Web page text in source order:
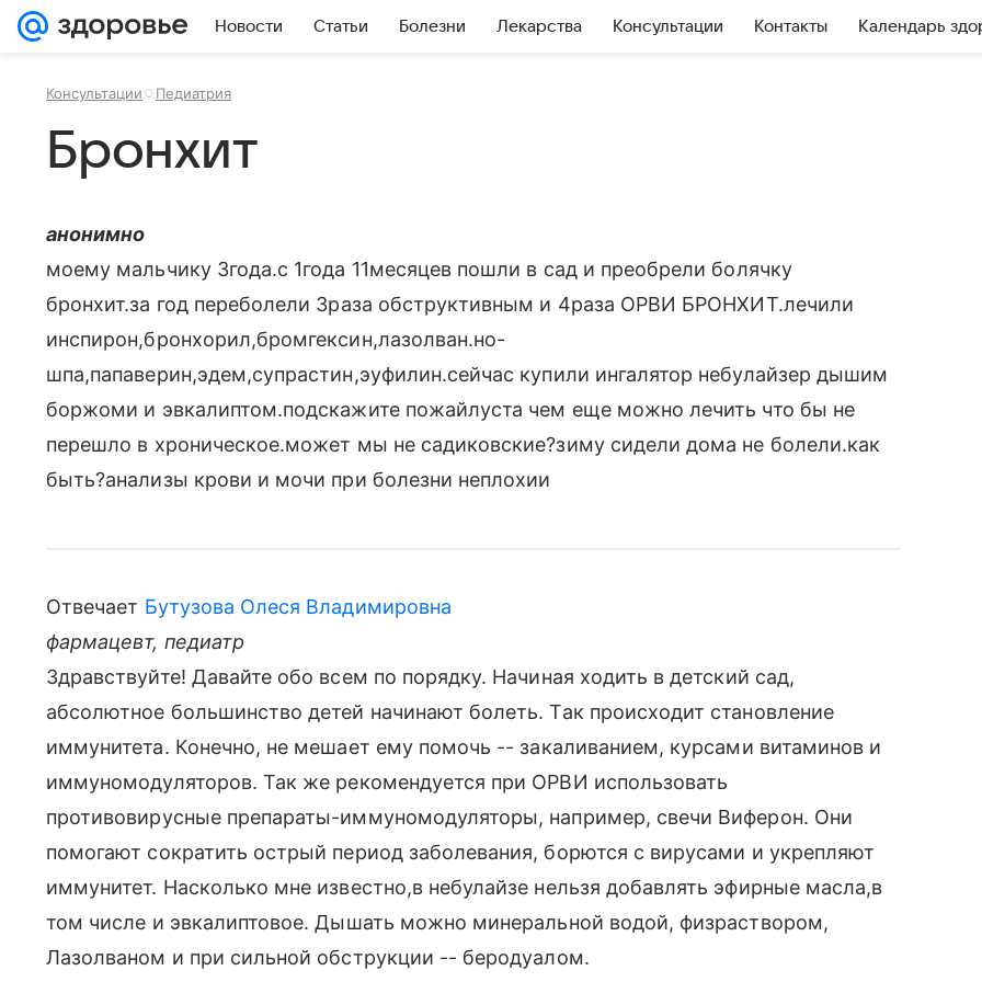
Новости Статьи Болезни Лекарства Консультации Контакты Календарь
Консультации Педиатрия
Бронхит
анонимно
моему мальчику 3года.с 1года 11месяцев пошли в сад и преобрели болячку
бронхит.за год переболели 3раза обструктивным и 4раза ОРВИ БРОНХИТ.лечили
инспирон,бронхорил,бромгексин,лазолван.но-
шпа,папаверин,эдем,супрастин,эуфилин.сейчас купили ингалятор небулайзер дышим
боржоми и эвкалиптом.подскажите пожайлуста чем еще можно лечить что бы не
перешло в хроническое.может мы не садиковские?зиму сидели дома не болели.как
быть?анализы крови и мочи при болезни неплохии
Отвечает Бутузова Олеся Владимировна
фармацевт, педиатр
Здравствуйте! Давайте обо всем по порядку. Начиная ходить в детский сад,
абсолютное большинство детей начинают болеть. Так происходит становление
иммунитета. Конечно, не мешает ему помочь -- закаливанием, курсами витаминов и
иммуномодуляторов. Так же рекомендуется при ОРВИ использовать
противовирусные препараты-иммуномодуляторы, например, свечи Виферон. Они
помогают сократить острый период заболевания, борются с вирусами и укрепляют
иммунитет. Насколько мне известно,в небулайзе нельзя добавлять эфирные масла,в
том числе и эвкалиптовое. Дышать можно минеральной водой, физраствором,
Лазолваном и при сильной обструкции -- беродуалом.